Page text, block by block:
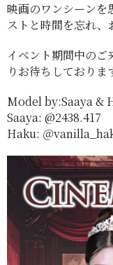
映画のワンシーンを
ストと時間を忘れ
イベント期間中のご
りお待ちしておりま
Model by:Saaya &
Saaya: @2438.417
Haku: ＠